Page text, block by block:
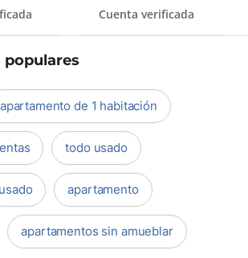
Cuenta verificada
populares
apartamento de 1 habitación
todo usado
usado apartamento
apartamentos sin amueblar